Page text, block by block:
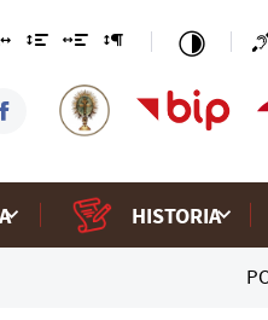
HISTORIA